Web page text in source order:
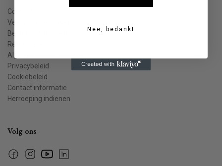
Contact
Veelgestelde vragen
Bestellen & leveren
Retourneren
Algemene voorwaarden
Privacybeleid
Cookiebeleid
Contact informatie
Herroeping indienen
Volg ons
FacebookInstagramYouTubeLinkedin
Nee, bedankt